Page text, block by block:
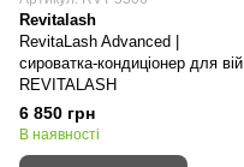
Revitalash
RevitaLash Advanced |
сироватка-кондиціонер для вій
REVITALASH
6 850 грн
В наявності